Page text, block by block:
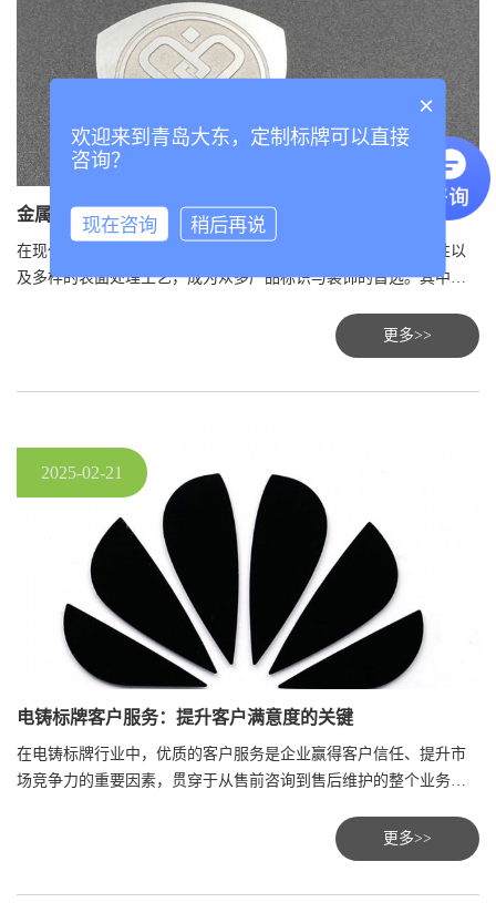
金属标牌拉丝工艺制作：匠心独运，塑造精致纹理
在现代制造业与设计中，金属标牌以其独特的质感、耐用的特性以
及多样的表面处理工艺，成为众多产品标识与装饰的首选。其中，
表面细腻而均匀的线条纹理，还能提升整体的视觉美感与触感体
验。本文将深入探讨金属标牌拉丝工艺的制作流程、技术要点及其
更多>>
2025-02-21
电铸标牌客户服务：提升客户满意度的关键
在电铸标牌行业中，优质的客户服务是企业赢得客户信任、提升市
场竞争力的重要因素，贯穿于从售前咨询到售后维护的整个业务流
更多>>
×
欢迎来到青岛大东，定制标牌可以直接
咨询？
现在咨询 稍后再说